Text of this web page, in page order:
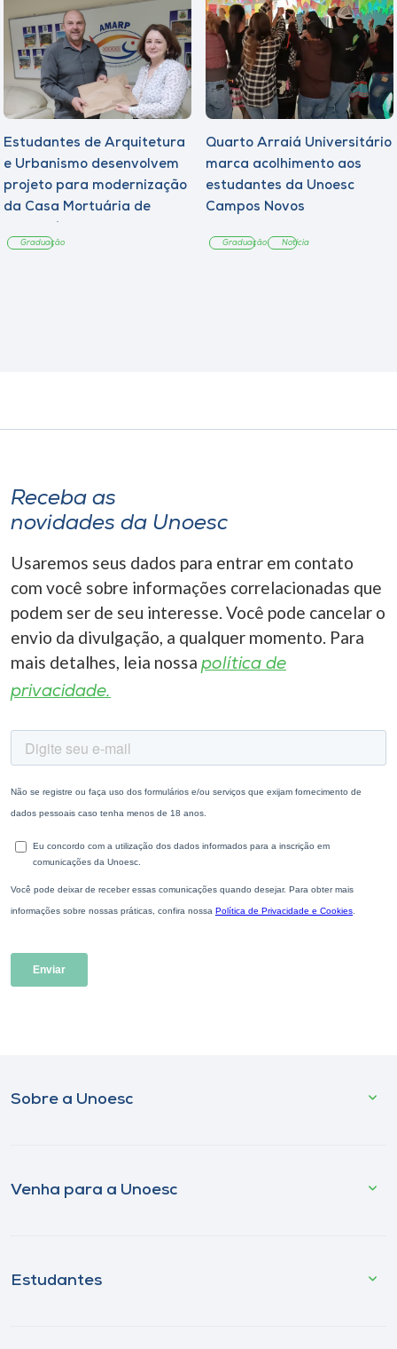
Estudantes de Arquitetura
e Urbanismo desenvolvem
projeto para modernização
da Casa Mortuária de
Graduação
Quarto Arraiá Universitário
marca acolhimento aos
estudantes da Unoesc
Campos Novos
Graduação Notícia
Receba as
novidades da Unoesc
Usaremos seus dados para entrar em contato
com você sobre informações correlacionadas que
podem ser de seu interesse. Você pode cancelar o
envio da divulgação, a qualquer momento. Para
mais detalhes, leia nossa política de
privacidade.
Sobre a Unoesc
Venha para a Unoesc
Estudantes